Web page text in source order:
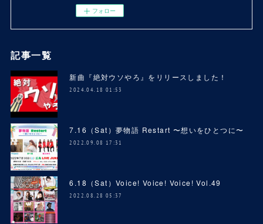
フォロー
記事一覧
新曲『絶対ウソやろ』をリリースしました！
2024.04.18 01:53
7.16（Sat）夢物語 Restart 〜想いをひとつに〜
2022.09.08 17:31
6.18（Sat）Voice! Voice! Voice! Vol.49
2022.08.28 05:37